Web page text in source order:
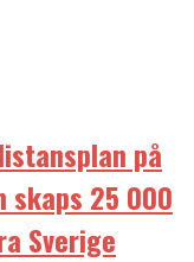
på
skaps 25 000
Sverige